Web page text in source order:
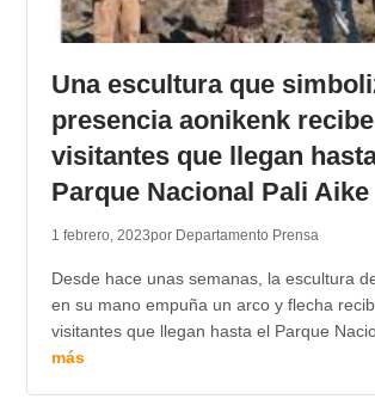
Una escultura que
presencia aonikenk
visitantes que llegan
Parque Nacional Pali Aike
1 febrero, 2023por Departamento Prensa
Desde hace unas semanas, la escultura
en su mano empuña un arco y flecha
visitantes que llegan hasta el Parque
más